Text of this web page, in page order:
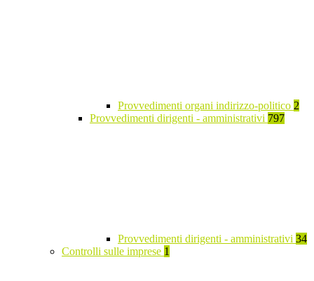
Provvedimenti organi indirizzo-politico 2
Provvedimenti dirigenti - amministrativi 797
Provvedimenti dirigenti - amministrativi 34
Controlli sulle imprese 1